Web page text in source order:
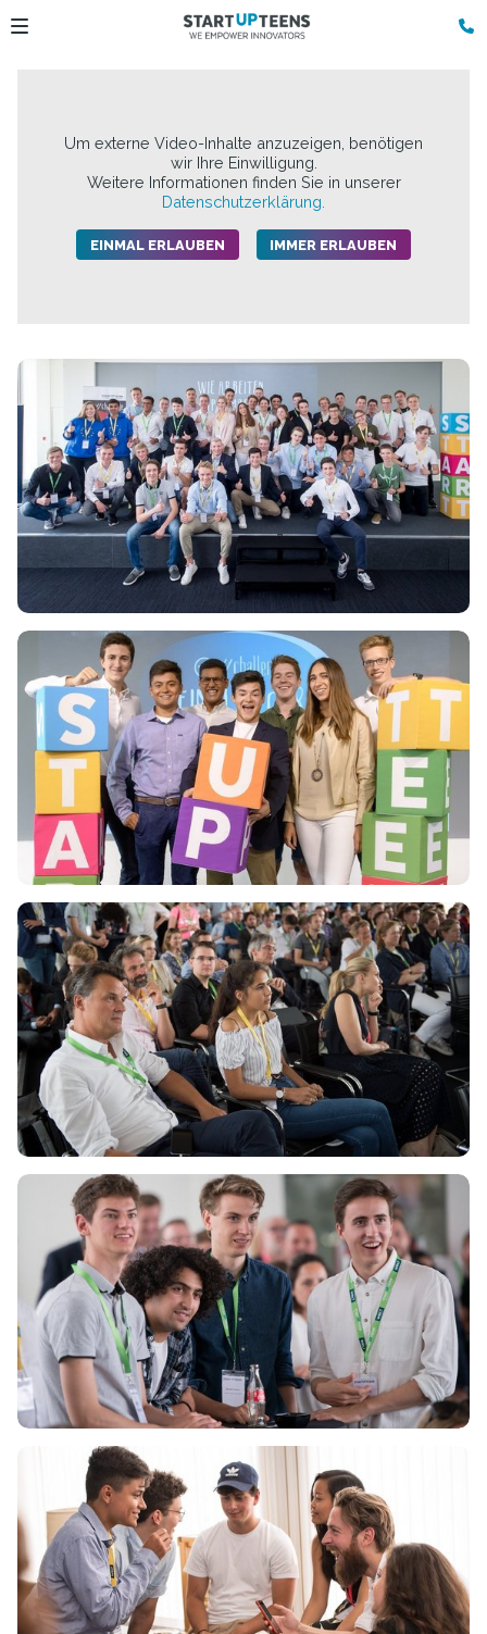
Um externe Video-Inhalte anzuzeigen, benötigen
wir Ihre Einwilligung.
Weitere Informationen finden Sie in unserer
Datenschutzerklärung.
EINMAL ERLAUBEN IMMER ERLAUBEN